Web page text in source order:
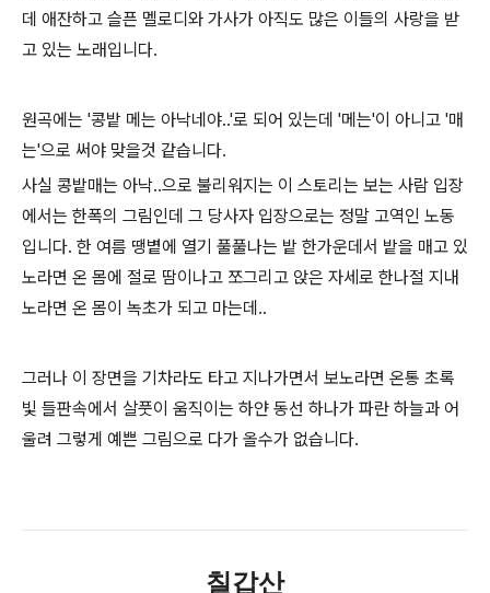
데 애잔하고 슬픈 멜로디와 가사가 아직도 많은 이들의 사랑을 받
고 있는 노래입니다.
원곡에는 '콩밭 메는 아낙네야..'로 되어 있는데 '메는'이 아니고 '매
는'으로 써야 맞을것 같습니다.
사실 콩밭매는 아낙..으로 불리워지는 이 스토리는 보는 사람 입장
에서는 한폭의 그림인데 그 당사자 입장으로는 정말 고역인 노동
입니다. 한 여름 땡볕에 열기 풀풀나는 밭 한가운데서 밭을 매고 있
노라면 온 몸에 절로 땀이나고 쪼그리고 앉은 자세로 한나절 지내
노라면 온 몸이 녹초가 되고 마는데..
그러나 이 장면을 기차라도 타고 지나가면서 보노라면 온통 초록
빛 들판속에서 살풋이 움직이는 하얀 동선 하나가 파란 하늘과 어
울려 그렇게 예쁜 그림으로 다가 올수가 없습니다.